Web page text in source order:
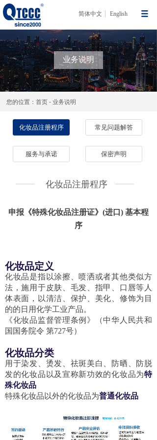
简体中文 English
业务说明
您的位置：首页 - 业务说明
常见问题解答
化妆品注册程序
服务与承诺 保密声明
化妆品注册程序
申报《特殊化妆品注册证》(进口) 基本程
序
化妆品定义
化妆品是指以涂擦、喷洒或者其他类似方
法，施用于皮肤、毛发、指甲、口唇等人
体表面，以清洁、保护、美化、修饰为目
的的日用化学工业产品。
《化妆品监督管理条例》（中华人民共和
国国务院令 第727号）
化妆品分类
用于染发、烫发、祛斑美白、防晒、防脱
发的化妆品以及宣称新功效的化妆品为特
殊化妆品
特殊化妆品以外的化妆品为普通化妆品